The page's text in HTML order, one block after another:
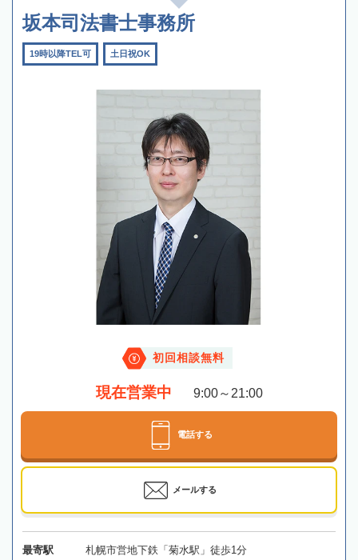
坂本司法書士事務所
19時以降TEL可 土日祝OK
初回相談無料
現在営業中 9:00～21:00
電話する
メールする
最寄駅 札幌市営地下鉄「菊水駅」徒歩1分